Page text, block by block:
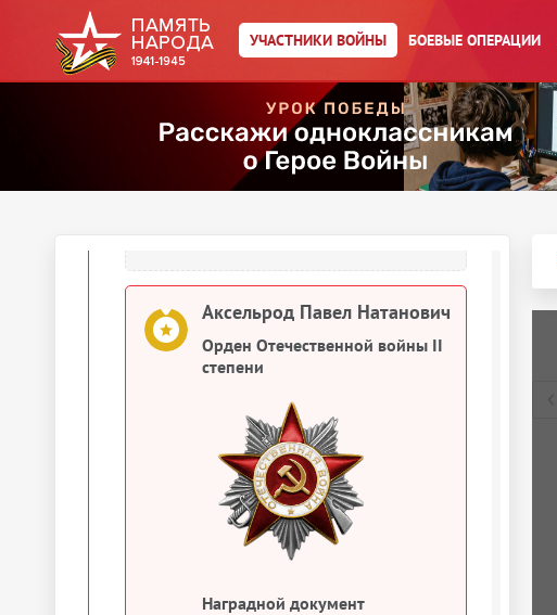
УЧАСТНИКИ ВОЙНЫ БОЕВЫЕ ОПЕРАЦИИ
Орден Отечественной войны II
Аксельрод Павел Натанович
Аксельрод Павел Натанович
Орден Отечественной войны II
степени
Наградной документ